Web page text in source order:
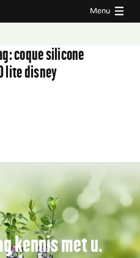
Menu
coque silicone
lite disney
kennis met u.